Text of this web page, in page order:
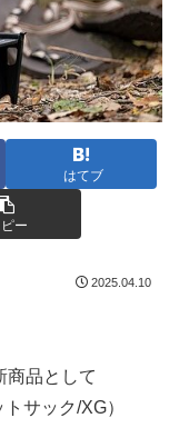
はてブ
ー
2025.04.10
商品として
サック/XG）